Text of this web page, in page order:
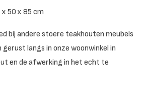
50 x 85 cm
bij andere stoere teakhouten meubels
langs in onze woonwinkel in
en de afwerking in het echt te